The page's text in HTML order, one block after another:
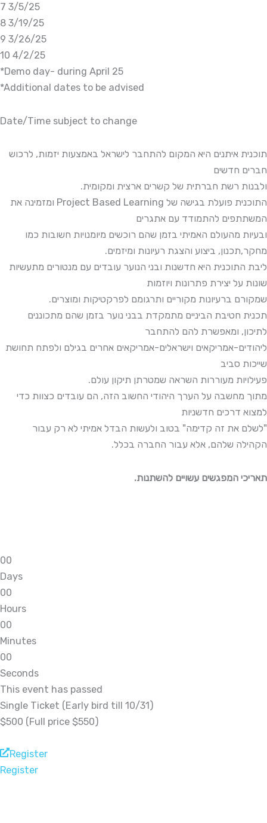
7 3/5/25
8 3/19/25
9 3/26/25
10 4/2/25
*Demo day- during April 25
*Additional dates to be advised
Date/Time subject to change
תוכנית איתנים היא המקום להתחבר לישראל באמצעות יזמות, לרכוש
חברים חדשים
ולבנות רשת חברתית של קשרים ארצית ומקומית.
התוכנית פועלת בגישה של Project Based Learning ומזמינה את
המשתתפים להתמודד עם אתגרים
ובעיות מהעולם האמיתי בזמן שהם רוכשים מיומנויות חשובות כמו
מחקר,תכנון, ביצוע והצגת רעיונות ומיזמים.
ליבת התוכנית היא חדשנות ובני הנוער עובדים עם מנטורים מתעשיות
שונות על יצירת פתרונות ויוזמות
שמקורם ברעיונות מקוריים ותרגומם לפרקטיקות ומוצרים.
תכנית חטיבת הביניים מתמקדת בבני נוער בזמן שהם מתכוננים
לתיכון, ומאפשרת להם להתחבר
ליהודים-אמריקאים וישראלים-אמריקאים אחרים בגילם ולפתח תחושת
שייכות סביב
פעילויות מעוררות השראה שמטרתן תיקון עולם.
מתוך מחשבה על הערך היהודי החשוב הזה, הם עובדים כצוות כדי
למצוא דרכים חדשניות
"לשלם את זה קדימה" בטוב ולעשות הבדל אמיתי לא רק עבור
הקהילה שלהם, אלא עבור החברה בכלל.
.תאריכי המפגשים עשויים להשתנות
00
Days
00
Hours
00
Minutes
00
Seconds
This event has passed
Single Ticket (Early bird till 10/31)
$500 (Full price $550)
Register
Register